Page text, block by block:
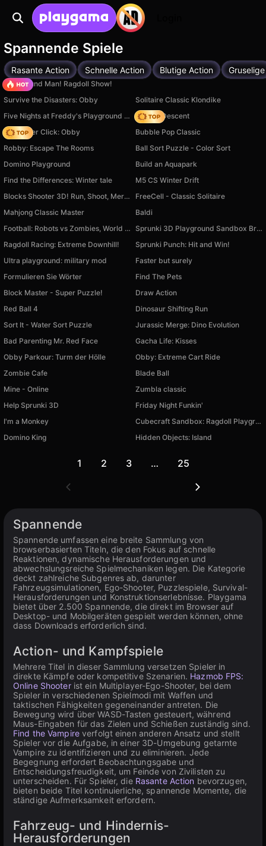
Spannende Spiele
Rasante Action Schnelle Action Blutige Action Gruselige
Playground Man! Ragdoll Show!
Survive the Disasters: Obby
Solitaire Classic Klondike
Five Nights at Freddy's Playground Sandbox
Deadly Descent
Speed per Click: Obby
Bubble Pop Classic
Robby: Escape The Rooms
Ball Sort Puzzle - Color Sort
Domino Playground
Build an Aquapark
Find the Differences: Winter tale
M5 CS Winter Drift
Blocks Shooter 3D! Run, Shoot, Merge Weapons!
FreeCell - Classic Solitaire
Mahjong Classic Master
Baldi
Football: Robots vs Zombies, World Cup!
Sprunki 3D Playground Sandbox Brainrot Zombie
Ragdoll Racing: Extreme Downhill!
Sprunki Punch: Hit and Win!
Ultra playground: military mod
Faster but surely
Formulieren Sie Wörter
Find The Pets
Block Master - Super Puzzle!
Draw Action
Red Ball 4
Dinosaur Shifting Run
Sort It - Water Sort Puzzle
Jurassic Merge: Dino Evolution
Bad Parenting Mr. Red Face
Gacha Life: Kisses
Obby Parkour: Turm der Hölle
Obby: Extreme Cart Ride
Zombie Cafe
Blade Ball
Mine - Online
Zumbla classic
Help Sprunki 3D
Friday Night Funkin'
I'm a Monkey
Cubecraft Sandbox: Ragdoll Playground
Domino King
Hidden Objects: Island
1 2 3 … 25
Spannende
Spannende umfassen eine breite Sammlung von
browserbasierten Titeln, die den Fokus auf schnelle
Reaktionen, dynamische Herausforderungen und
abwechslungsreiche Spielmechaniken legen. Die Kategorie
deckt zahlreiche Subgenres ab, darunter
Fahrzeugsimulationen, Ego-Shooter, Puzzlespiele, Survival-
Herausforderungen und Konstruktionserlebnisse. Playgama
bietet über 2.500 Spannende, die direkt im Browser auf
Desktop- und Mobilgeräten gespielt werden können, ohne
dass Downloads erforderlich sind.
Action- und Kampfspiele
Mehrere Titel in dieser Sammlung versetzen Spieler in
direkte Kämpfe oder kompetitive Szenarien. Hazmob FPS:
Online Shooterist ein Multiplayer-Ego-Shooter, bei dem
Spieler in verschiedenen Spielmodi mit Waffen und
taktischen Fähigkeiten gegeneinander antreten. Die
Bewegung wird über WASD-Tasten gesteuert, während
Maus-Eingaben für das Zielen und Schießen zuständig sind.
Find the Vampireverfolgt einen anderen Ansatz und stellt
Spieler vor die Aufgabe, in einer 3D-Umgebung getarnte
Vampire zu identifizieren und zu eliminieren. Jede
Begegnung erfordert Beobachtungsgabe und
Entscheidungsfreudigkeit, um Feinde von Zivilisten zu
unterscheiden. Für Spieler, die Rasante Action bevorzugen,
bieten beide Titel kontinuierliche, spannende Momente, die
ständige Aufmerksamkeit erfordern.
Fahrzeug- und Hindernis-
Herausforderungen